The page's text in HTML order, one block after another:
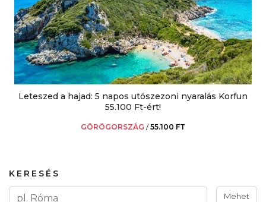
Leteszed a hajad: 5 napos utószezoni nyaralás Korfun
55.100 Ft-ért!
GÖRÖGORSZÁG /55.100 FT
KERESÉS
Mehet